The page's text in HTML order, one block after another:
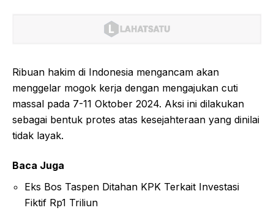
Ribuan hakim di Indonesia mengancam akan
menggelar mogok kerja dengan mengajukan cuti
massal pada 7-11 Oktober 2024. Aksi ini dilakukan
sebagai bentuk protes atas kesejahteraan yang dinilai
tidak layak.
Baca Juga
Eks Bos Taspen Ditahan KPK Terkait Investasi
Fiktif Rp1 Triliun